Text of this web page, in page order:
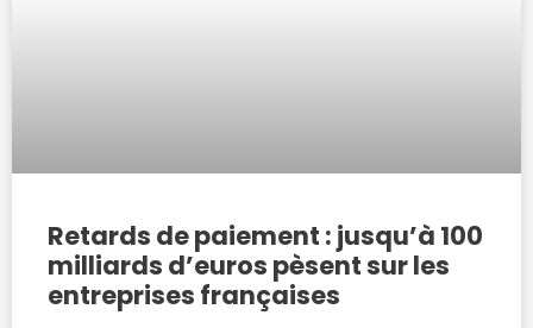
Retards de paiement : jusqu’à 100
milliards d’euros pèsent sur les
entreprises françaises